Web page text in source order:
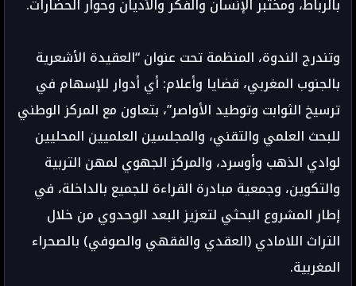
بالرباط، ومختبر الإنسان والفكر والأديان وحوار الحضارات.
وتندرج الندوة، المنظمة تحت عنوان “العقيدة الأشعرية
بالجنوب المغربي، قضايا وأعلام: أي أدوار للإسهام في
ترسيخ الثوابت وتوطيد الأواصر”، بتعاون مع المركز الوطني
للبحث العلمي والتقني، والمجلسين العلميين المحليين
لوادي الذهب وأوسرد، والمركز الجهوي لمهن التربية
والتكوين، وجمعية مبادرة القراءة للجميع بالداخلة، في
إطار المشروع البحثي لتعزيز البعد الوحدوي من خلال
التراث اللامادي (العقدي والفقهي والصوفي) بالصحراء
المغربية.